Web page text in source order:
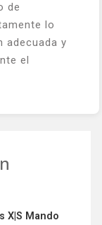
de
lo
adecuada y
el
X|S Mando